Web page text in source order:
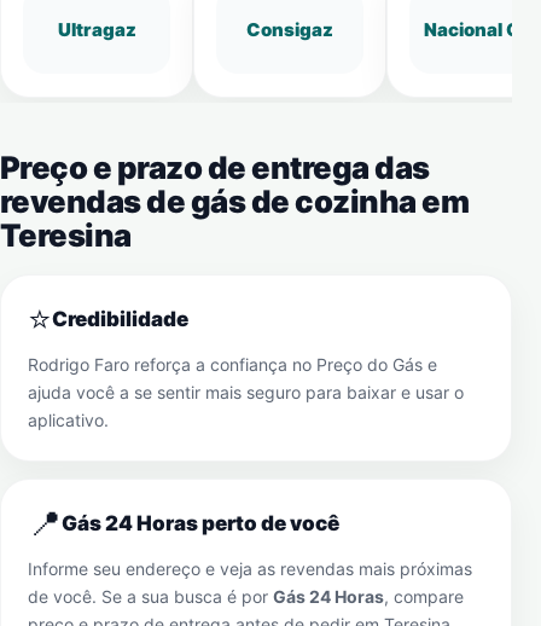
Ultragaz Consigaz Nacional Gás
Preço e prazo de entrega das
revendas de gás de cozinha em
Teresina
⭐Credibilidade
Rodrigo Faro reforça a confiança no Preço do Gás e
ajuda você a se sentir mais seguro para baixar e usar o
aplicativo.
📍Gás 24 Horas perto de você
Informe seu endereço e veja as revendas mais próximas
de você. Se a sua busca é por Gás 24 Horas, compare